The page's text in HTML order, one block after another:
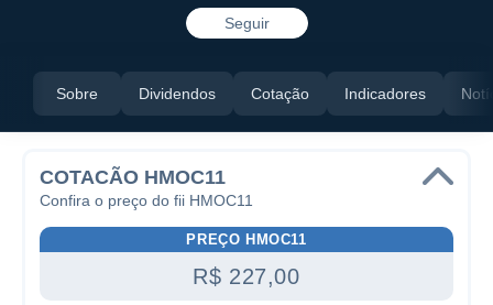
Seguir
Sobre Dividendos Cotação Indicadores
COTACÃO HMOC11
Confira o preço do fii HMOC11
PREÇO HMOC11
R$ 227,00